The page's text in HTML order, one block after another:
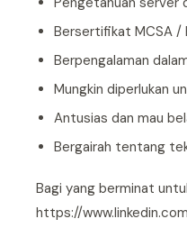
Bersertifikat MCSA /
Berpengalaman
Mungkin diperlukan
Antusias dan mau
Bergairah tentang
Bagi yang berminat
https://